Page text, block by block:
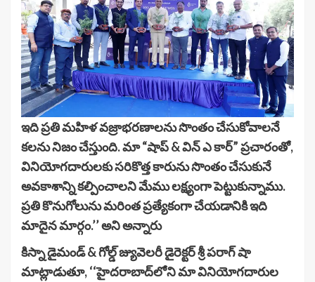
ఇది ప్రతి మహిళ వజ్రాభరణాలను సొంతం చేసుకోవాలనే
కలను నిజం చేస్తుంది. మా “షాప్ & విన్ ఎ కార్” ప్రచారంతో,
వినియోగదారులకు సరికొత్త కారును సొంతం చేసుకునే
అవకాశాన్ని కల్పించాలని మేము లక్ష్యంగా పెట్టుకున్నాము.
ప్రతి కొనుగోలును మరింత ప్రత్యేకంగా చేయడానికి ఇది
మాదైన మార్గం.’’ అని అన్నారు
కిస్నా డైమండ్ & గోల్డ్ జ్యువెలరీ డైరెక్టర్ శ్రీ పరాగ్ షా
మాట్లాడుతూ, ‘‘హైదరాబాద్‌లోని మా వినియోగదారుల